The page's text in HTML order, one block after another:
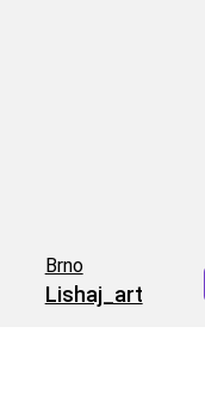
Brno
Lishaj_art